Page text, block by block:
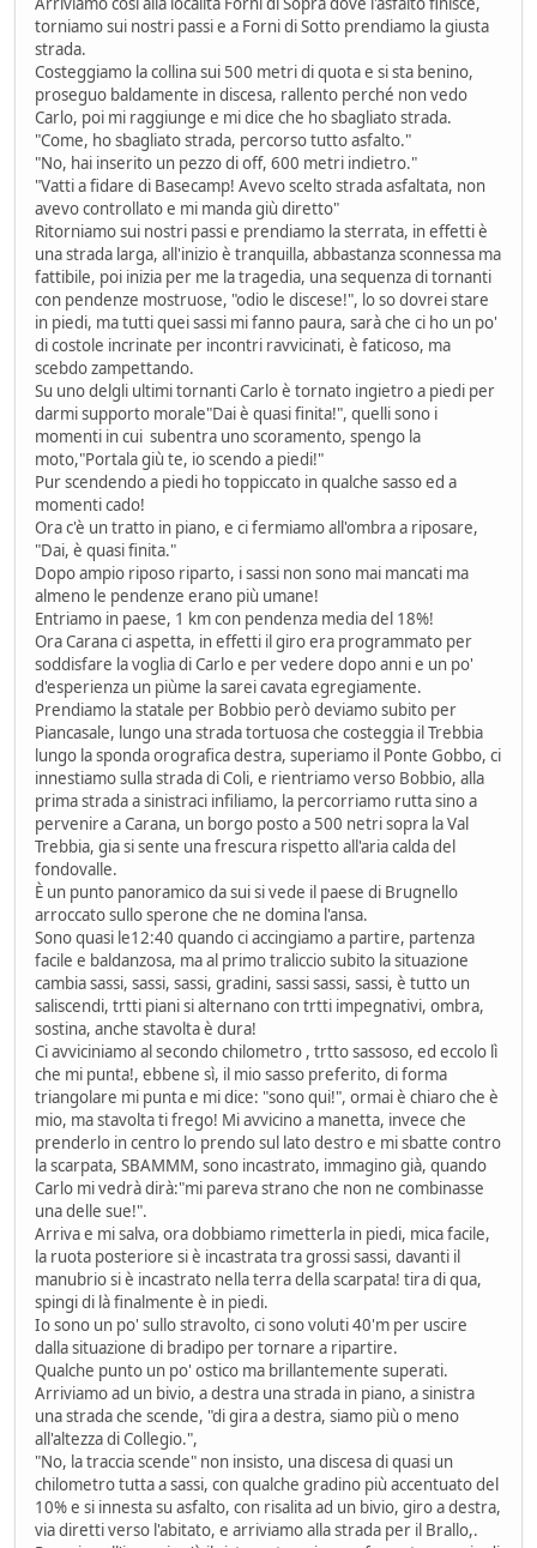
torniamo sui nostri passi e a Forni di Sotto prendiamo la giusta
strada.
Costeggiamo la collina sui 500 metri di quota e si sta benino,
proseguo baldamente in discesa, rallento perché non vedo
Carlo, poi mi raggiunge e mi dice che ho sbagliato strada.
"Come, ho sbagliato strada, percorso tutto asfalto."
"No, hai inserito un pezzo di off, 600 metri indietro."
"Vatti a fidare di Basecamp! Avevo scelto strada asfaltata, non
avevo controllato e mi manda giù diretto"
Ritorniamo sui nostri passi e prendiamo la sterrata, in effetti è
una strada larga, all'inizio è tranquilla, abbastanza sconnessa ma
fattibile, poi inizia per me la tragedia, una sequenza di tornanti
con pendenze mostruose, "odio le discese!", lo so dovrei stare
in piedi, ma tutti quei sassi mi fanno paura, sarà che ci ho un po'
di costole incrinate per incontri ravvicinati, è faticoso, ma
scebdo zampettando.
Su uno delgli ultimi tornanti Carlo è tornato ingietro a piedi per
darmi supporto morale"Dai è quasi finita!", quelli sono i
momenti in cui subentra uno scoramento, spengo la
moto,"Portala giù te, io scendo a piedi!"
Pur scendendo a piedi ho toppiccato in qualche sasso ed a
momenti cado!
Ora c'è un tratto in piano, e ci fermiamo all'ombra a riposare,
"Dai, è quasi finita."
Dopo ampio riposo riparto, i sassi non sono mai mancati ma
almeno le pendenze erano più umane!
Entriamo in paese, 1 km con pendenza media del 18%!
Ora Carana ci aspetta, in effetti il giro era programmato per
soddisfare la voglia di Carlo e per vedere dopo anni e un po'
d'esperienza un piùme la sarei cavata egregiamente.
Prendiamo la statale per Bobbio però deviamo subito per
Piancasale, lungo una strada tortuosa che costeggia il Trebbia
lungo la sponda orografica destra, superiamo il Ponte Gobbo, ci
innestiamo sulla strada di Coli, e rientriamo verso Bobbio, alla
prima strada a sinistraci infiliamo, la percorriamo rutta sino a
pervenire a Carana, un borgo posto a 500 netri sopra la Val
Trebbia, gia si sente una frescura rispetto all'aria calda del
fondovalle.
È un punto panoramico da sui si vede il paese di Brugnello
arroccato sullo sperone che ne domina l'ansa.
Sono quasi le12:40 quando ci accingiamo a partire, partenza
facile e baldanzosa, ma al primo traliccio subito la situazione
cambia sassi, sassi, sassi, gradini, sassi sassi, sassi, è tutto un
saliscendi, trtti piani si alternano con trtti impegnativi, ombra,
sostina, anche stavolta è dura!
Ci avviciniamo al secondo chilometro , trtto sassoso, ed eccolo lì
che mi punta!, ebbene sì, il mio sasso preferito, di forma
triangolare mi punta e mi dice: "sono qui!", ormai è chiaro che è
mio, ma stavolta ti frego! Mi avvicino a manetta, invece che
prenderlo in centro lo prendo sul lato destro e mi sbatte contro
la scarpata, SBAMMM, sono incastrato, immagino già, quando
Carlo mi vedrà dirà:"mi pareva strano che non ne combinasse
una delle sue!".
Arriva e mi salva, ora dobbiamo rimetterla in piedi, mica facile,
la ruota posteriore si è incastrata tra grossi sassi, davanti il
manubrio si è incastrato nella terra della scarpata! tira di qua,
spingi di là finalmente è in piedi.
Io sono un po' sullo stravolto, ci sono voluti 40'm per uscire
dalla situazione di bradipo per tornare a ripartire.
Qualche punto un po' ostico ma brillantemente superati.
Arriviamo ad un bivio, a destra una strada in piano, a sinistra
una strada che scende, "di gira a destra, siamo più o meno
all'altezza di Collegio.",
"No, la traccia scende" non insisto, una discesa di quasi un
chilometro tutta a sassi, con qualche gradino più accentuato del
10% e si innesta su asfalto, con risalita ad un bivio, giro a destra,
via diretti verso l'abitato, e arriviamo alla strada per il Brallo,.